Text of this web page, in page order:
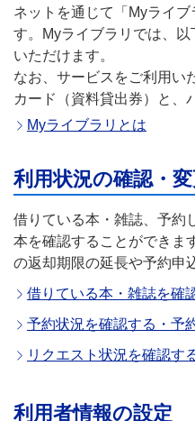
ネットを通じて「Myライ
す。Myライブラリでは、
いただけます。
なお、サービスをご利用い
カード（資料貸出券）と、
Myライブラリとは
利用状況の確認・
借りている本・雑誌、予約
本を確認することができま
の返却期限の延長や予約申
借りている本・雑誌を確
予約状況を確認する・予
リクエスト状況を確認す
利用者情報の設定